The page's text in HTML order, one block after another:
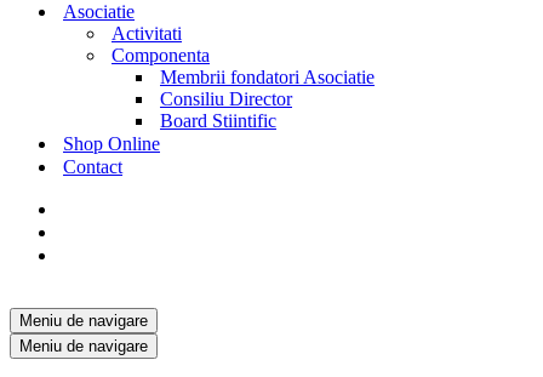
Asociatie
Activitati
Componenta
Membrii fondatori Asociatie
Consiliu Director
Board Stiintific
Shop Online
Contact
Meniu de navigare
Meniu de navigare